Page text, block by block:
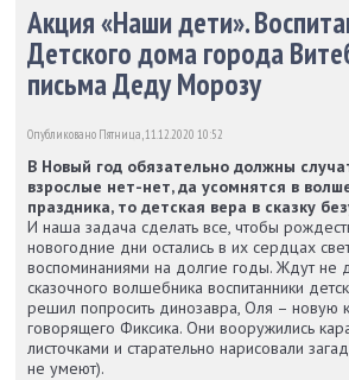
Акция «Наши дети».
Детского дома города
письма Деду Морозу
Опубликовано Пятница, 11.12.2020 10:52
В Новый год обязательно должны
взрослые нет-нет, да усомнятся в
праздника, то детская вера в сказку
И наша задача сделать все, чтобы
новогодние дни остались в их сердцах
воспоминаниями на долгие годы. Ждут не
сказочного волшебника воспитанники
решил попросить динозавра, Оля – новую
говорящего Фиксика. Они вооружились
листочками и старательно нарисовали
не умеют).